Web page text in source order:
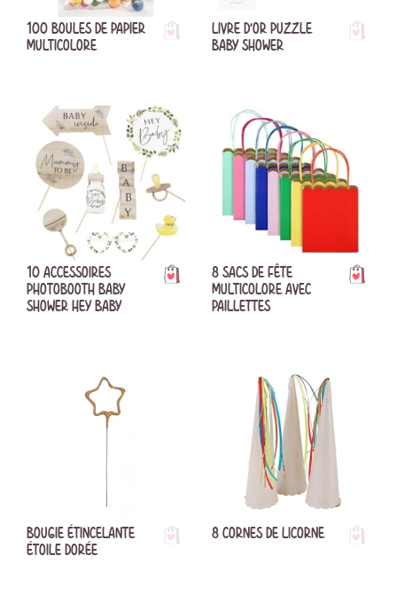
100 BOULES DE PAPIER
MULTICOLORE
LIVRE D'OR PUZZLE
BABY SHOWER
10 ACCESSOIRES
PHOTOBOOTH BABY
SHOWER HEY BABY
8 SACS DE FÊTE
MULTICOLORE AVEC
PAILLETTES
BOUGIE ÉTINCELANTE
ÉTOILE DORÉE
8 CORNES DE LICORNE